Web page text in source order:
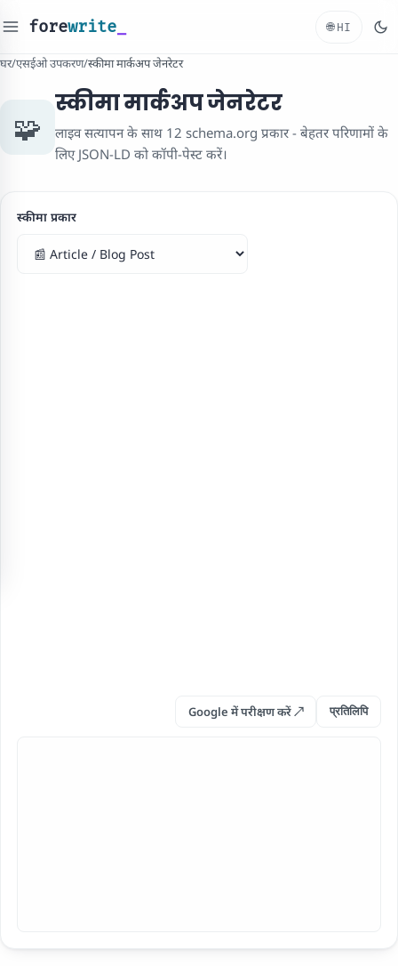
forewrite 🌐 HI
घर/एसईओ उपकरण/स्कीमा मार्कअप जेनरेटर
🧩
स्कीमा मार्कअप जेनरेटर
लाइव सत्यापन के साथ 12 schema.org प्रकार - बेहतर परिणामों के
लिए JSON-LD को कॉपी-पेस्ट करें।
स्कीमा प्रकार
Google में परीक्षण करें ↗ प्रतिलिपि